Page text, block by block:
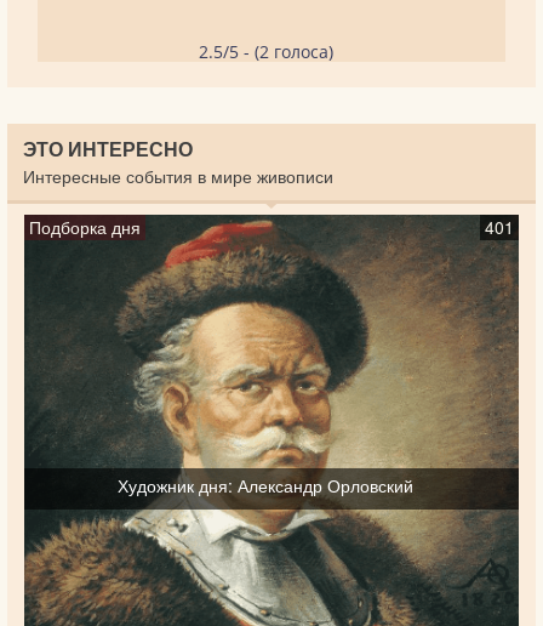
2.5/5 - (2 голоса)
ЭТО ИНТЕРЕСНО
Интересные события в мире живописи
Подборка дня 401
Художник дня: Александр Орловский